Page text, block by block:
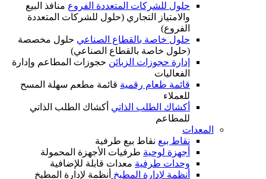
حلول للشركات المتعددة الفروع منافذ البيع
والامتياز التجاري (حلول للشركات المتعددة
الفروع)
حلول خاصة بالقطاع الصناعي حلول مخصصة
(حلول خاصة بالقطاع الصناعي)
إدارة حجوزات الزبائن حجوزات المطاعم وإدارة
الفعاليات
قائمة طعام رقمية قائمة مطعم سهلة المسح
للعملاء
أكشاك الطلب الذاتي أكشاك الطلب الذاتي
للمطاعم
المعدات
نقاط بيع نقاط بيع طرفية
أجهزة لوحية طرفيات الأجهزة المحمولة
وحدات طرفية معدات قابلة للإضافية
أنظمة لإدارة المطبخ أنظمة لإدارة المطبخ